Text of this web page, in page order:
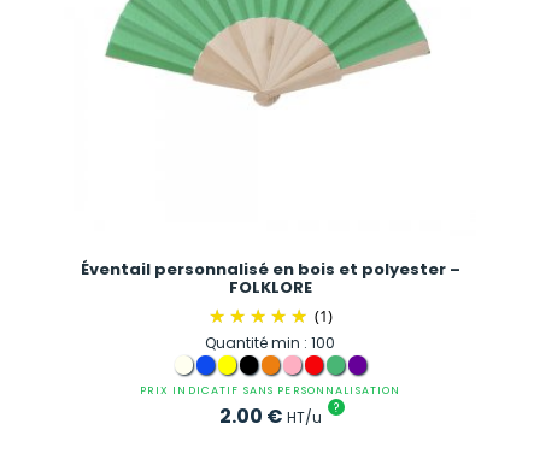
Éventail personnalisé en bois et polyester –
FOLKLORE
(1)
Quantité min : 100
PRIX INDICATIF SANS PERSONNALISATION
2.00 € HT/u ?